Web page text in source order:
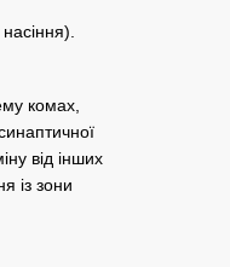
комах,
від інших
із зони